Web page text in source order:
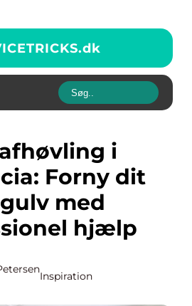
dk
Forny dit
med
hjælp
Inspiration